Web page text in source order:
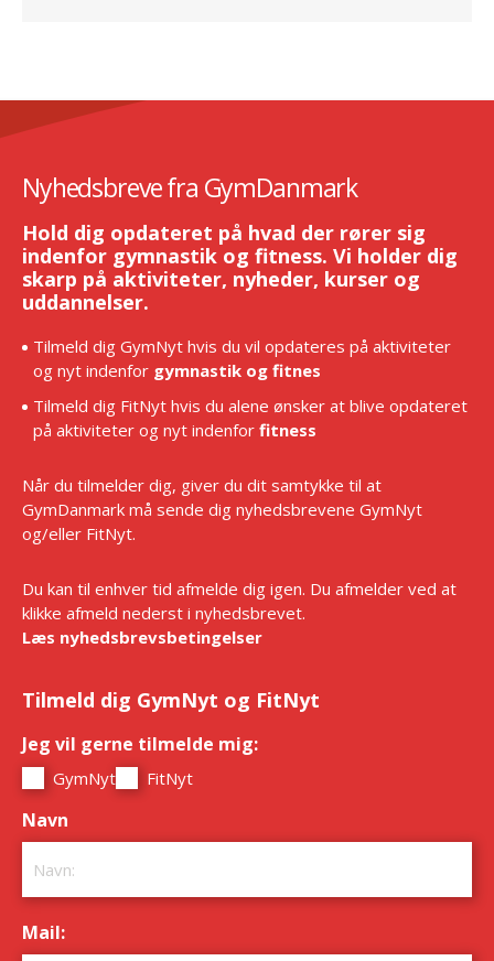
Nyhedsbreve fra GymDanmark
Hold dig opdateret på hvad der rører sig
indenfor gymnastik og fitness. Vi holder dig
skarp på aktiviteter, nyheder, kurser og
uddannelser.
Tilmeld dig GymNyt hvis du vil opdateres på aktiviteter
og nyt indenfor gymnastik og fitnes
Tilmeld dig FitNyt hvis du alene ønsker at blive opdateret
på aktiviteter og nyt indenfor fitness
Når du tilmelder dig, giver du dit samtykke til at
GymDanmark må sende dig nyhedsbrevene GymNyt
og/eller FitNyt.
Du kan til enhver tid afmelde dig igen. Du afmelder ved at
klikke afmeld nederst i nyhedsbrevet.
Læs nyhedsbrevsbetingelser
Tilmeld dig GymNyt og FitNyt
Jeg vil gerne tilmelde mig:
GymNyt FitNyt
Navn
Mail: